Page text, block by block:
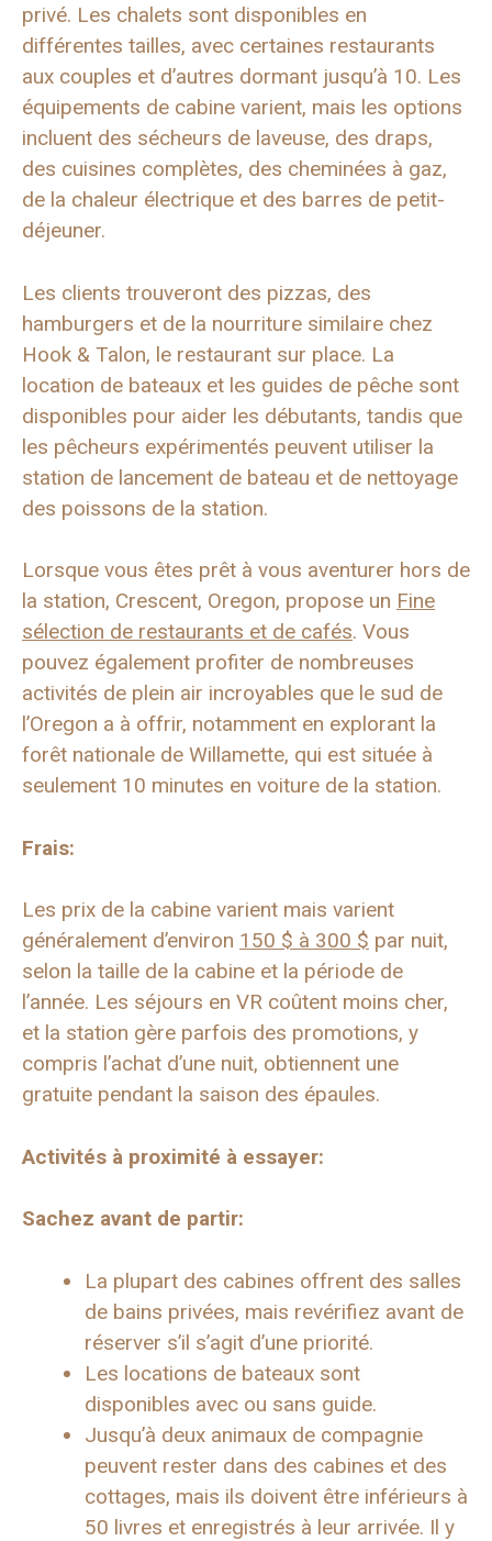
privé. Les chalets sont disponibles en
différentes tailles, avec certaines restaurants
aux couples et d’autres dormant jusqu’à 10. Les
équipements de cabine varient, mais les options
incluent des sécheurs de laveuse, des draps,
des cuisines complètes, des cheminées à gaz,
de la chaleur électrique et des barres de petit-
déjeuner.
Les clients trouveront des pizzas, des
hamburgers et de la nourriture similaire chez
Hook & Talon, le restaurant sur place. La
location de bateaux et les guides de pêche sont
disponibles pour aider les débutants, tandis que
les pêcheurs expérimentés peuvent utiliser la
station de lancement de bateau et de nettoyage
des poissons de la station.
Lorsque vous êtes prêt à vous aventurer hors de
la station, Crescent, Oregon, propose un Fine
sélection de restaurants et de cafés. Vous
pouvez également profiter de nombreuses
activités de plein air incroyables que le sud de
l’Oregon a à offrir, notamment en explorant la
forêt nationale de Willamette, qui est située à
seulement 10 minutes en voiture de la station.
Frais:
Les prix de la cabine varient mais varient
généralement d’environ 150 $ à 300 $ par nuit,
selon la taille de la cabine et la période de
l’année. Les séjours en VR coûtent moins cher,
et la station gère parfois des promotions, y
compris l’achat d’une nuit, obtiennent une
gratuite pendant la saison des épaules.
Activités à proximité à essayer:
Sachez avant de partir:
La plupart des cabines offrent des salles
de bains privées, mais revérifiez avant de
réserver s’il s’agit d’une priorité.
Les locations de bateaux sont
disponibles avec ou sans guide.
Jusqu’à deux animaux de compagnie
peuvent rester dans des cabines et des
cottages, mais ils doivent être inférieurs à
50 livres et enregistrés à leur arrivée. Il y